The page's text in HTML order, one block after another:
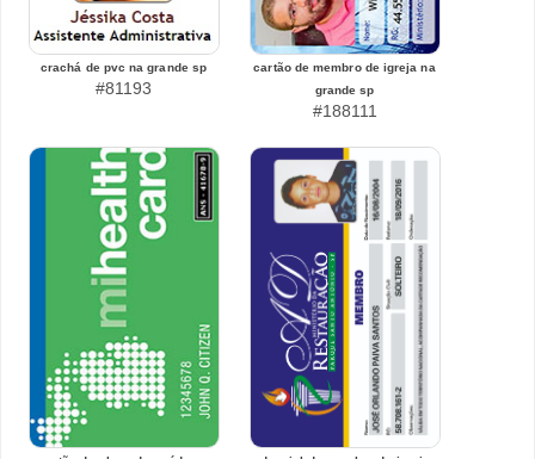
crachá de pvc na grande sp
#81193
cartão de membro de igreja na
grande sp
#188111